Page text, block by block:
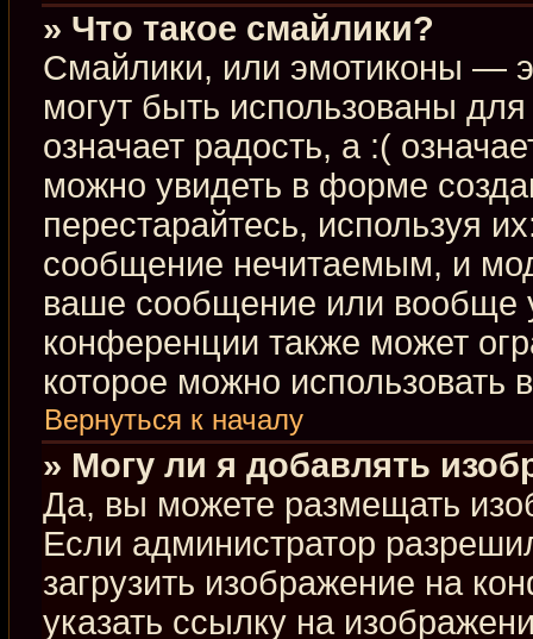
» Что такое смайлики?
Смайлики, или эмотиконы —
могут быть использованы
означает радость, а :(
можно увидеть в форме
перестарайтесь, используя
сообщение нечитаемым, и
ваше сообщение или вообще
конференции также может
которое можно использовать
Вернуться к началу
» Могу ли я добавлять
Да, вы можете размещать
Если администратор
загрузить изображение на
указать ссылку на